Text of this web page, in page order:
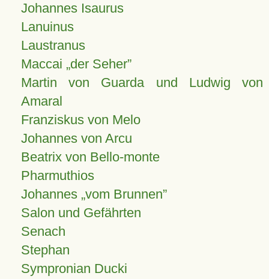
Johannes Isaurus
Lanuinus
Laustranus
Maccai „der Seher”
Martin von Guarda und Ludwig von
Amaral
Franziskus von Melo
Johannes von Arcu
Beatrix von Bello-monte
Pharmuthios
Johannes vom Brunnen
Salon und Gefährten
Senach
Stephan
Sympronian Ducki